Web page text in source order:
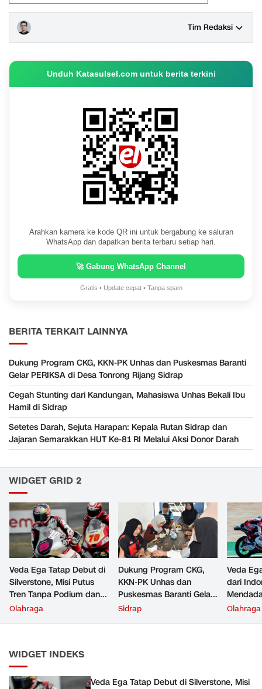
Tim Redaksi
Unduh Katasulsel.com untuk berita terkini
Arahkan kamera ke kode QR ini untuk bergabung ke saluran
WhatsApp dan dapatkan berita terbaru setiap hari.
🚀 Gabung WhatsApp Channel
Gratis • Update cepat • Tanpa spam
BERITA TERKAIT LAINNYA
Dukung Program CKG, KKN-PK Unhas dan Puskesmas Baranti
Gelar PERIKSA di Desa Tonrong Rijang Sidrap
Cegah Stunting dari Kandungan, Mahasiswa Unhas Bekali Ibu
Hamil di Sidrap
Setetes Darah, Sejuta Harapan: Kepala Rutan Sidrap dan
Jajaran Semarakkan HUT Ke-81 RI Melalui Aksi Donor Darah
WIDGET GRID 2
Veda Ega Tatap Debut di
Silverstone, Misi Putus
Tren Tanpa Podium dan
Jaga Asa di Papan Atas
Olahraga
Dukung Program CKG,
KKN-PK Unhas dan
Puskesmas Baranti Gelar
PERIKSA di Desa Tonrong
Sidrap
Veda
dari
Wajib
Olahraga
WIDGET INDEKS
Veda Ega Tatap Debut di Silverstone, Misi